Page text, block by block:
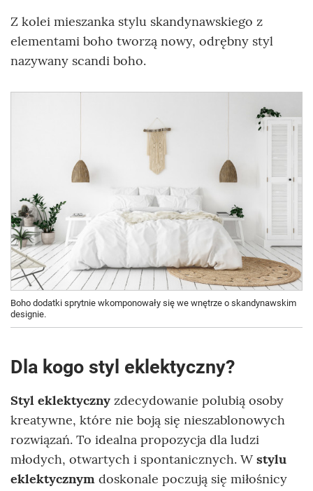
Z kolei mieszanka stylu skandynawskiego z
elementami boho tworzą nowy, odrębny styl
nazywany scandi boho.
Boho dodatki sprytnie wkomponowały się we wnętrze o skandynawskim
designie.
Dla kogo styl eklektyczny?
Styl eklektyczny zdecydowanie polubią osoby
kreatywne, które nie boją się nieszablonowych
rozwiązań. To idealna propozycja dla ludzi
młodych, otwartych i spontanicznych. Wstylu
eklektycznym doskonale poczują się miłośnicy